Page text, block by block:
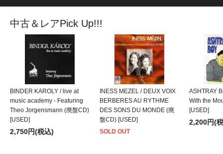
中古＆レアPick Up!!!
BINDER KAROLY / live at
music academy - Featuring
Theo Jorgensmann (廃盤CD)
[USED]
2,750円(税込)
INESS MEZEL / DEUX VOIX
BERBERES AU RYTHME
DES SONS DU MONDE (廃
盤CD) [USED]
SOLD OUT
ASHTRAY
With the
[USED]
2,200円(